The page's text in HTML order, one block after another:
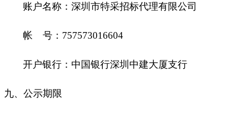
账户名称：深圳市特采招标代理有限公司
帐 号：757573016604
开户银行：中国银行深圳中建大厦支行
九、公示期限